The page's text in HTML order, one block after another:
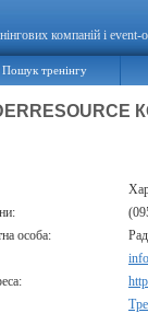
компаній і event-
Пошук тренінгу
особа: